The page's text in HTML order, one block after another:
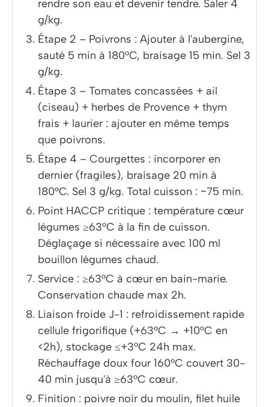
rendre son eau et devenir tendre. Saler 4
g/kg.
Étape 2 – Poivrons : Ajouter à l'aubergine,
sauté 5 min à 180°C, braisage 15 min. Sel 3
g/kg.
Étape 3 – Tomates concassées + ail
(ciseau) + herbes de Provence + thym
frais + laurier : ajouter en même temps
que poivrons.
Étape 4 – Courgettes : incorporer en
dernier (fragiles), braisage 20 min à
180°C. Sel 3 g/kg. Total cuisson : ~75 min.
Point HACCP critique : température cœur
légumes ≥63°C à la fin de cuisson.
Déglaçage si nécessaire avec 100 ml
bouillon légumes chaud.
Service : ≥63°C à cœur en bain-marie.
Conservation chaude max 2h.
Liaison froide J-1 : refroidissement rapide
cellule frigorifique (+63°C → +10°C en
<2h), stockage ≤+3°C 24h max.
Réchauffage doux four 160°C couvert 30-
40 min jusqu'à ≥63°C cœur.
Finition : poivre noir du moulin, filet huile